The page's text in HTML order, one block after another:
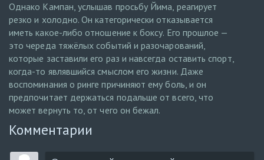
Однако Кампан, услышав просьбу Йима, реагирует
резко и холодно. Он категорически отказывается
иметь какое-либо отношение к боксу. Его прошлое —
это череда тяжёлых событий и разочарований,
которые заставили его раз и навсегда оставить спорт,
когда-то являвшийся смыслом его жизни. Даже
воспоминания о ринге причиняют ему боль, и он
предпочитает держаться подальше от всего, что
может вернуть то, от чего он бежал.
Комментарии